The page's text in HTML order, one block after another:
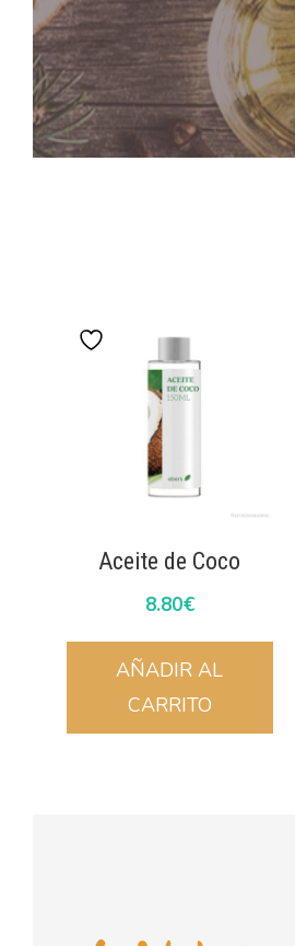
Aceite de Coco
8.80€
AÑADIR AL
CARRITO